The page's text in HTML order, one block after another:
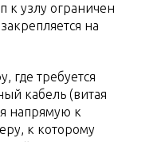
к узлу ограничен
на
где требуется
кабель (витая
напрямую к
к которому